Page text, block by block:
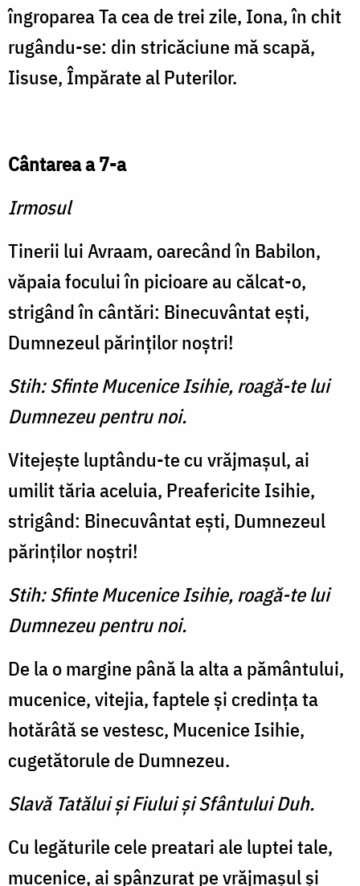
îngroparea Ta cea de trei zile, Iona, în chit
rugându-se: din stricăciune mă scapă,
Iisuse, Împărate al Puterilor.
Cântarea a 7-a
Irmosul
Tinerii lui Avraam, oarecând în Babilon,
văpaia focului în picioare au călcat-o,
strigând în cântări: Binecuvântat eşti,
Dumnezeul părinţilor noştri!
Stih: Sfinte Mucenice Isihie, roagă-te lui
Dumnezeu pentru noi.
Vitejeşte luptându-te cu vrăj­maşul, ai
umilit tăria aceluia, Preafericite Isihie,
strigând: Binecuvântat eşti, Dumnezeul
părinţilor noştri!
Stih: Sfinte Mucenice Isihie, roagă-te lui
Dumnezeu pentru noi.
De la o margine până la alta a pământului,
mucenice, vite­jia, faptele şi credinţa ta
hotă­râtă se vestesc, Mucenice Isihie,
cugetătorule de Dumnezeu.
Slavă Tatălui şi Fiului şi Sfântului Duh.
Cu legăturile cele preatari ale luptei tale,
mucenice, ai spân­zurat pe vrăjmaşul şi